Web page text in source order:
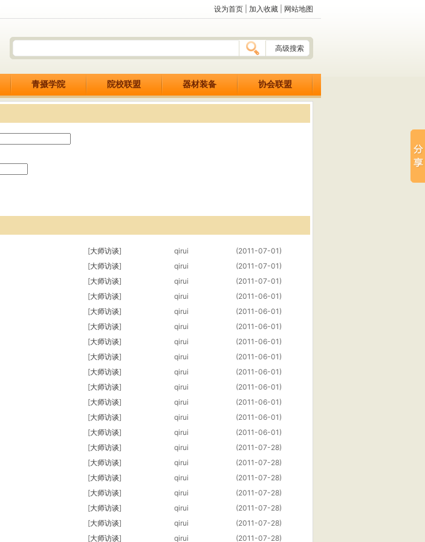
设为首页 加入收藏 网站地图
高级搜索
青摄学院 院校联盟 器材装备 协会联盟
[大师访谈] qirui
(2011-07-01)
[大师访谈] qirui
(2011-07-01)
[大师访谈] qirui
(2011-07-01)
[大师访谈] qirui
(2011-06-01)
[大师访谈] qirui
(2011-06-01)
[大师访谈] qirui
(2011-06-01)
[大师访谈] qirui
(2011-06-01)
[大师访谈] qirui
(2011-06-01)
[大师访谈] qirui
(2011-06-01)
[大师访谈] qirui
(2011-06-01)
[大师访谈] qirui
(2011-06-01)
[大师访谈] qirui
(2011-06-01)
[大师访谈] qirui
(2011-06-01)
[大师访谈] qirui
(2011-07-28)
[大师访谈] qirui
(2011-07-28)
[大师访谈] qirui
(2011-07-28)
[大师访谈] qirui
(2011-07-28)
[大师访谈] qirui
(2011-07-28)
[大师访谈] qirui
(2011-07-28)
[大师访谈] qirui (2011-07-28)